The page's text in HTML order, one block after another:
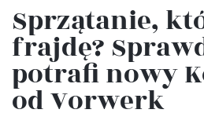
Sprzątanie,
frajdę?
potrafi nowy
od Vorwerk